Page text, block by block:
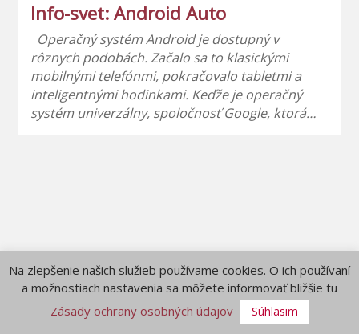
Info-svet: Android Auto
Operačný systém Android je dostupný v
rôznych podobách. Začalo sa to klasickými
mobilnými telefónmi, pokračovalo tabletmi a
inteligentnými hodinkami. Keďže je operačný
systém univerzálny, spoločnosť Google, ktorá…
Na zlepšenie našich služieb používame cookies. O ich používaní
a možnostiach nastavenia sa môžete informovať bližšie tu
Zásady ochrany osobných údajov
Súhlasim